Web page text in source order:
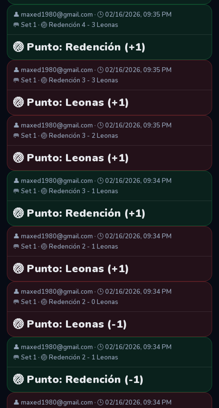
👤 maxed1980@gmail.com · 🕒 02/16/2026, 09:35 PM
🥅 Set 1 · 🏐 Redención 4 - 3 Leonas
🏐 Punto: Redención (+1)
👤 maxed1980@gmail.com · 🕒 02/16/2026, 09:35 PM
🥅 Set 1 · 🏐 Redención 3 - 3 Leonas
🏐 Punto: Leonas (+1)
👤 maxed1980@gmail.com · 🕒 02/16/2026, 09:35 PM
🥅 Set 1 · 🏐 Redención 3 - 2 Leonas
🏐 Punto: Leonas (+1)
👤 maxed1980@gmail.com · 🕒 02/16/2026, 09:34 PM
🥅 Set 1 · 🏐 Redención 3 - 1 Leonas
🏐 Punto: Redención (+1)
👤 maxed1980@gmail.com · 🕒 02/16/2026, 09:34 PM
🥅 Set 1 · 🏐 Redención 2 - 1 Leonas
🏐 Punto: Leonas (+1)
👤 maxed1980@gmail.com · 🕒 02/16/2026, 09:34 PM
🥅 Set 1 · 🏐 Redención 2 - 0 Leonas
🏐 Punto: Leonas (-1)
👤 maxed1980@gmail.com · 🕒 02/16/2026, 09:34 PM
🥅 Set 1 · 🏐 Redención 2 - 1 Leonas
🏐 Punto: Redención (-1)
👤 maxed1980@gmail.com · 🕒 02/16/2026, 09:34 PM